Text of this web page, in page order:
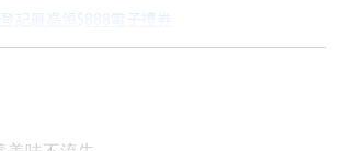
記最高領$888電子禮券
Possible聯名卡滿額最高回饋25%